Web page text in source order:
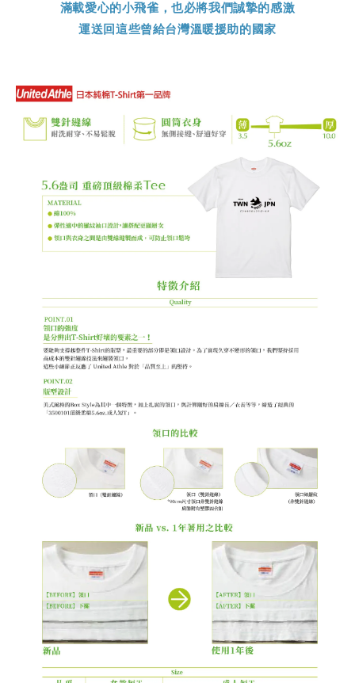
滿載愛心的小飛雀，也必將我們誠摯的感激
運送回這些曾給台灣溫暖援助的國家